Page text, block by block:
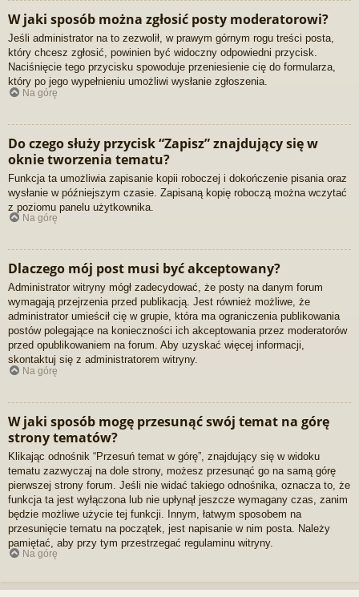
W jaki sposób można zgłosić posty moderatorowi?
Jeśli administrator na to zezwolił, w prawym górnym rogu treści posta,
który chcesz zgłosić, powinien być widoczny odpowiedni przycisk.
Naciśnięcie tego przycisku spowoduje przeniesienie cię do formularza,
który po jego wypełnieniu umożliwi wysłanie zgłoszenia.
Na górę
Do czego służy przycisk “Zapisz” znajdujący się w
oknie tworzenia tematu?
Funkcja ta umożliwia zapisanie kopii roboczej i dokończenie pisania oraz
wysłanie w późniejszym czasie. Zapisaną kopię roboczą można wczytać
z poziomu panelu użytkownika.
Na górę
Dlaczego mój post musi być akceptowany?
Administrator witryny mógł zadecydować, że posty na danym forum
wymagają przejrzenia przed publikacją. Jest również możliwe, że
administrator umieścił cię w grupie, która ma ograniczenia publikowania
postów polegające na konieczności ich akceptowania przez moderatorów
przed opublikowaniem na forum. Aby uzyskać więcej informacji,
skontaktuj się z administratorem witryny.
Na górę
W jaki sposób mogę przesunąć swój temat na górę
strony tematów?
Klikając odnośnik “Przesuń temat w górę”, znajdujący się w widoku
tematu zazwyczaj na dole strony, możesz przesunąć go na samą górę
pierwszej strony forum. Jeśli nie widać takiego odnośnika, oznacza to, że
funkcja ta jest wyłączona lub nie upłynął jeszcze wymagany czas, zanim
będzie możliwe użycie tej funkcji. Innym, łatwym sposobem na
przesunięcie tematu na początek, jest napisanie w nim posta. Należy
pamiętać, aby przy tym przestrzegać regulaminu witryny.
Na górę